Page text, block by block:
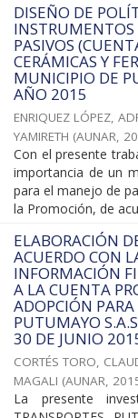
DISEÑO DE
INSTRUMENTOS
PASIVOS
CERÁMICAS Y
MUNICIPIO DE
AÑO 2015
ENRIQUEZ LÓPEZ,
YAMIRETH (AUNAR,
Con el presente
importancia de un
para el manejo de
la Promoción, de
ELABORACIÓN
ACUERDO CON
INFORMACIÓN
A LA CUENTA
ADOPCIÓN
PUTUMAYO
30 DE JUNIO
CORTÉS TORO,
MAGALI (AUNAR,
La presente